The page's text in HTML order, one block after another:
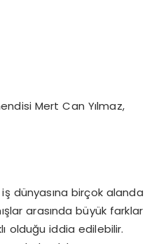
Mert Can Yılmaz,
dünyasına birçok alanda
arasında büyük farklar
olduğu iddia edilebilir.